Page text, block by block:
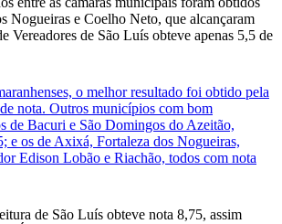
Nogueiras e Coelho Neto, que alcançaram
Vereadores de São Luís obteve apenas 5,5 de
o melhor resultado foi obtido pela
nota. Outros municípios com bom
de Bacuri e São Domingos do Azeitão,
e os de Axixá, Fortaleza dos Nogueiras,
Edison Lobão e Riachão, todos com nota
de São Luís obteve nota 8,75, assim